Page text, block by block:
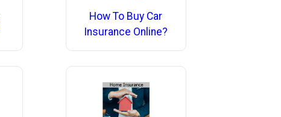
How To Buy Car
Insurance Online?